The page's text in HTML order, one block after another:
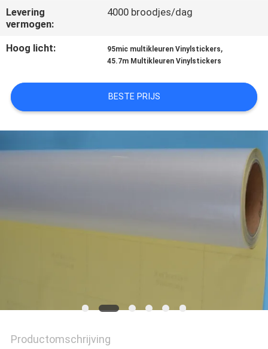
VRAAG
EEN
SITEMAP
PRIVACY
Levering
vermogen:
4000 broodjes/dag
Hoog licht: 95mic multikleuren Vinylstickers,
45.7m Multikleuren Vinylstickers
BESTE PRIJS
Productomschrijving